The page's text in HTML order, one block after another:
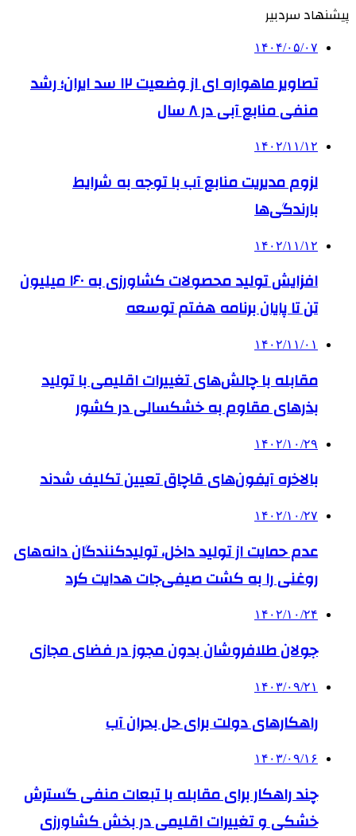
پیشنهاد سردبیر
۱۴۰۴/۰۵/۰۷
تصاویر ماهواره ای از وضعیت ۱۲ سد ایران؛ رشد
منفی منابع آبی در ۸ سال
۱۴۰۲/۱۱/۱۲
لزوم مدیریت منابع آب با توجه به شرایط
بارندگی‌ها
۱۴۰۲/۱۱/۱۲
افزایش تولید محصولات کشاورزی به ۱۶۰ میلیون
تن تا پایان برنامه هفتم توسعه
۱۴۰۲/۱۱/۰۱
مقابله با چالش‌های تغییرات اقلیمی با تولید
بذرهای مقاوم به خشکسالی در کشور
۱۴۰۲/۱۰/۲۹
بالاخره آیفون‌های قاچاق تعیین تکلیف شدند
۱۴۰۲/۱۰/۲۷
عدم حمایت از تولید داخل، تولیدکنندگان دانه‌های
روغنی را به کشت صیفی‌جات هدایت کرد
۱۴۰۲/۱۰/۲۴
جولان طلافروشان بدون مجوز در فضای مجازی
۱۴۰۳/۰۹/۲۱
راهکارهای دولت برای حل بحران آب
۱۴۰۳/۰۹/۱۶
چند راهکار برای مقابله با تبعات منفی گسترش
خشکی و تغییرات اقلیمی در بخش کشاورزی